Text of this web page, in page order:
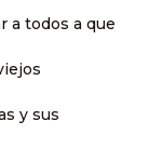
a todos a que
y sus